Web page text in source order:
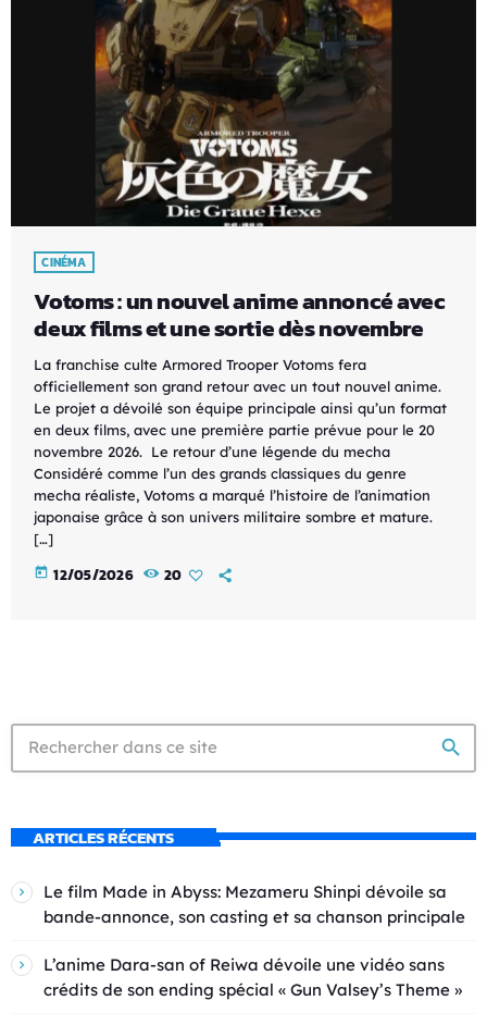
CINÉMA
Votoms : un nouvel anime annoncé avec
deux films et une sortie dès novembre
La franchise culte Armored Trooper Votoms fera
officiellement son grand retour avec un tout nouvel anime.
Le projet a dévoilé son équipe principale ainsi qu’un format
en deux films, avec une première partie prévue pour le 20
novembre 2026. Le retour d’une légende du mecha
Considéré comme l’un des grands classiques du genre
mecha réaliste, Votoms a marqué l’histoire de l’animation
japonaise grâce à son univers militaire sombre et mature.
[…]
today 12/05/2026 20
search
ARTICLES RÉCENTS
Le film Made in Abyss: Mezameru Shinpi dévoile sa
bande-annonce, son casting et sa chanson principale
L’anime Dara-san of Reiwa dévoile une vidéo sans
crédits de son ending spécial « Gun Valsey’s Theme »